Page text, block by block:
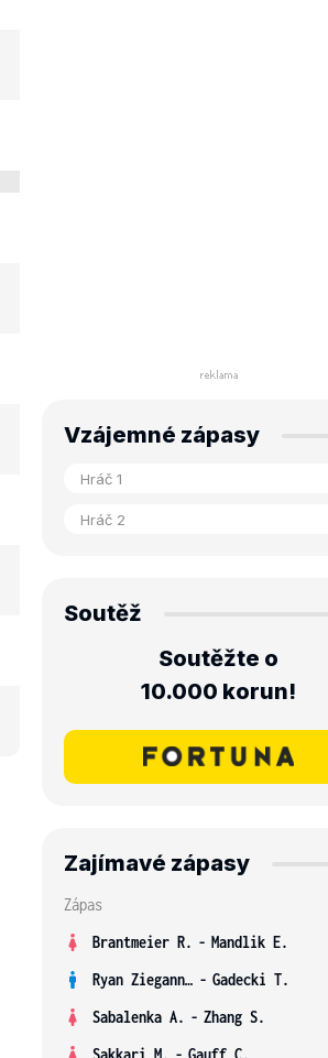
Vzájemné zápasy
Soutěž
Soutěžte o
10.000 korun!
Zajímavé zápasy
Zápas
Brantmeier R. - Mandlik E.
Ryan Ziegann S. - Gadecki T.
Sabalenka A. - Zhang S.
Sakkari M. - Gauff C.